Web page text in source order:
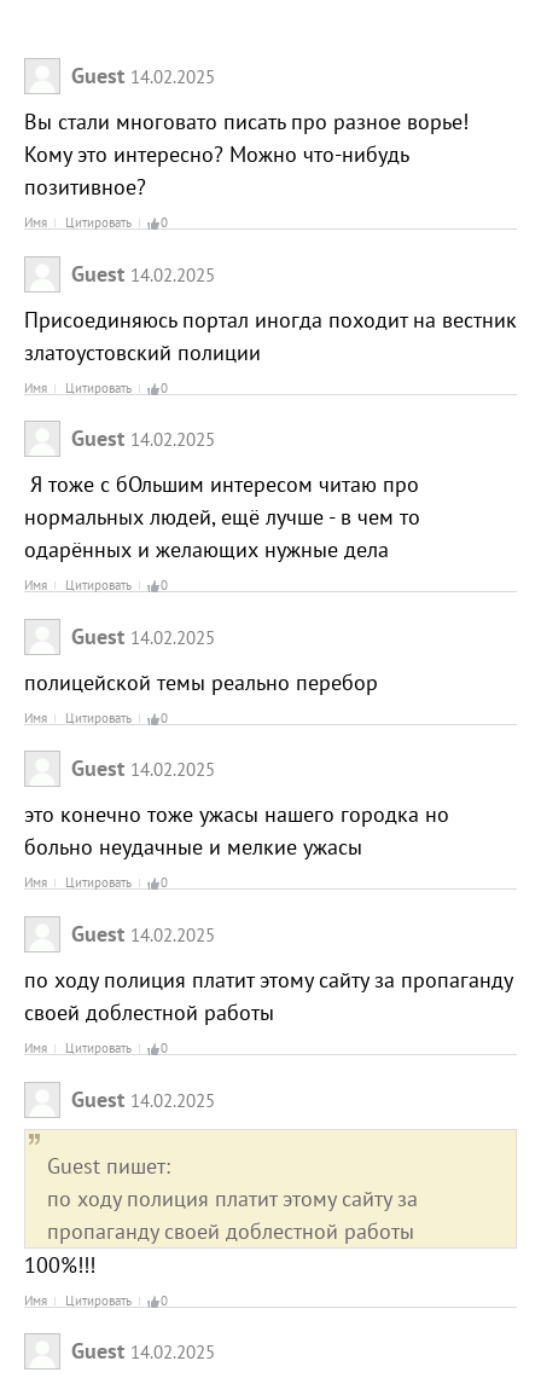
Guest 14.02.2025
Вы стали многовато писать про разное ворье!
Кому это интересно? Можно что-нибудь
позитивное?
Имя Цитировать 0
Guest 14.02.2025
Присоединяюсь портал иногда походит на вестник
златоустовский полиции
Имя Цитировать 0
Guest 14.02.2025
Я тоже с бОльшим интересом читаю про
нормальных людей, ещё лучше - в чем то
одарённых и желающих нужные дела
Имя Цитировать 0
Guest 14.02.2025
полицейской темы реально перебор
Имя Цитировать 0
Guest 14.02.2025
это конечно тоже ужасы нашего городка но
больно неудачные и мелкие ужасы
Имя Цитировать 0
Guest 14.02.2025
по ходу полиция платит этому сайту за пропаганду
своей доблестной работы
Имя Цитировать 0
Guest 14.02.2025
Guest пишет:
по ходу полиция платит этому сайту за
пропаганду своей доблестной работы
100%!!!
Имя Цитировать 0
Guest 14.02.2025